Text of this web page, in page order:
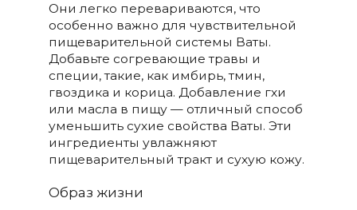
Они легко перевариваются, что
особенно важно для чувствительной
пищеварительной системы Ваты.
Добавьте согревающие травы и
специи, такие, как имбирь, тмин,
гвоздика и корица. Добавление гхи
или масла в пищу — отличный способ
уменьшить сухие свойства Ваты. Эти
ингредиенты увлажняют
пищеварительный тракт и сухую кожу.
Образ жизни